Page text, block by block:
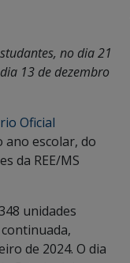
no dia 21
13 de dezembro
Oficial
ano escolar, do
da REE/MS
unidades
de 2024. O dia